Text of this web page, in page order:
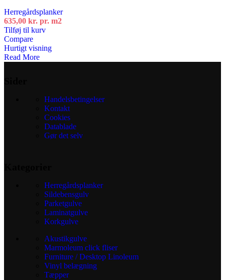
Herregårdsplanker
635,00 kr. pr. m2
Tilføj til kurv
Compare
Hurtigt visning
Read More
Handelsbetingelser
Kontakt
Cookies
Datablade
Gør det selv
Herregårdsplanker
Sildebensgulv
Parketgulve
Laminatgulve
Korkgulve
Akustikgulve
Marmoleum click fliser
Furniture / Desktop Linoleum
Vinyl belægning
Tæpper